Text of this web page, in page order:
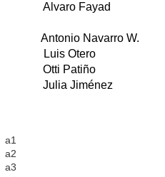
Alvaro Fayad
Antonio Navarro W.
Luis Otero
Otti Patiño
Julia Jiménez